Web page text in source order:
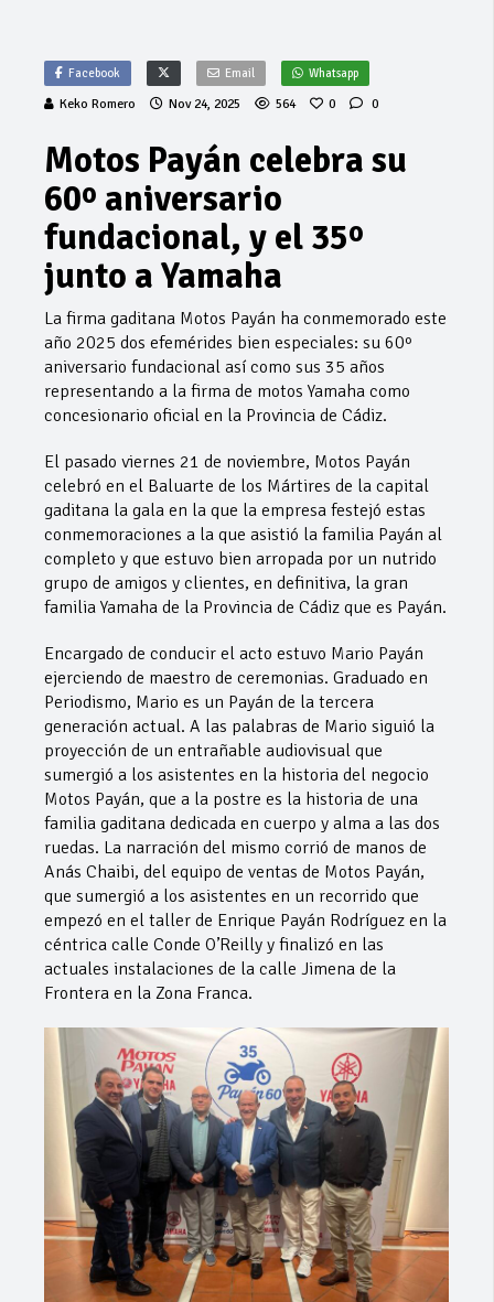
Facebook Email Whatsapp
Keko Romero Nov 24, 2025 564 0 0
Motos Payán celebra su
60º aniversario
fundacional, y el 35º
junto a Yamaha
La firma gaditana Motos Payán ha conmemorado este
año 2025 dos efemérides bien especiales: su 60º
aniversario fundacional así como sus 35 años
representando a la firma de motos Yamaha como
concesionario oficial en la Provincia de Cádiz.
El pasado viernes 21 de noviembre, Motos Payán
celebró en el Baluarte de los Mártires de la capital
gaditana la gala en la que la empresa festejó estas
conmemoraciones a la que asistió la familia Payán al
completo y que estuvo bien arropada por un nutrido
grupo de amigos y clientes, en definitiva, la gran
familia Yamaha de la Provincia de Cádiz que es Payán.
Encargado de conducir el acto estuvo Mario Payán
ejerciendo de maestro de ceremonias. Graduado en
Periodismo, Mario es un Payán de la tercera
generación actual. A las palabras de Mario siguió la
proyección de un entrañable audiovisual que
sumergió a los asistentes en la historia del negocio
Motos Payán, que a la postre es la historia de una
familia gaditana dedicada en cuerpo y alma a las dos
ruedas. La narración del mismo corrió de manos de
Anás Chaibi, del equipo de ventas de Motos Payán,
que sumergió a los asistentes en un recorrido que
empezó en el taller de Enrique Payán Rodríguez en la
céntrica calle Conde O’Reilly y finalizó en las
actuales instalaciones de la calle Jimena de la
Frontera en la Zona Franca.